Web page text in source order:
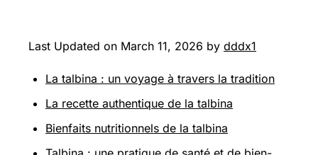
Last Updated on March 11, 2026 by dddx1
La talbina : un voyage à travers la tradition
La recette authentique de la talbina
Bienfaits nutritionnels de la talbina